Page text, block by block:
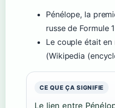
Pénélope, la
russe de Formule
Le couple était
(Wikipedia
CE QUE ÇA SIGNIFIE
Le lien entre